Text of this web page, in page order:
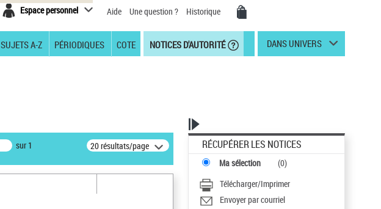
Espace personnel Aide Une question ? Historique
SUJETS A-Z PÉRIODIQUES COTE NOTICES D'AUTORITÉ DANS UNIVERS
sur 1 20 résultats/page RÉCUPÉRER LES NOTICES
Ma sélection (0)
Télécharger/Imprimer
Envoyer par courriel